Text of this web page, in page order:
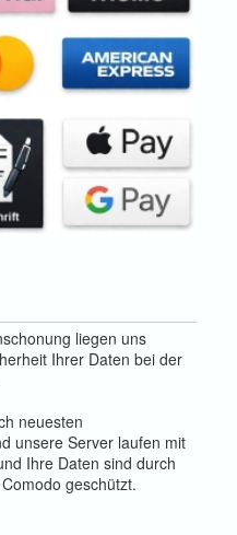
liegen uns
Ihrer Daten bei der
neuesten
unsere Server laufen mit
Ihre Daten sind durch
geschützt.